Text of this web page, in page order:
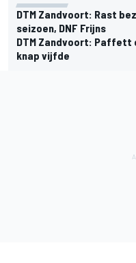
DTM Zandvoort: Rast
seizoen, DNF Frijns
DTM Zandvoort: Paffett
knap vijfde